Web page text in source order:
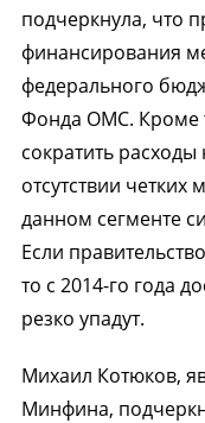
подчеркнула, что
финансирования
федерального
Фонда ОМС. Кроме
сократить
отсутствии
данном сегменте
Если
то с 2014-го года
резко упадут.
Михаил Котюков,
Минфина,